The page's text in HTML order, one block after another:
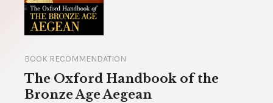
BOOK RECOMMENDATION
The Oxford Handbook of the
Bronze Age Aegean